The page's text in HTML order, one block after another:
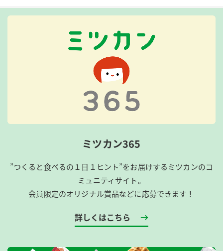
ミツカン365
”つくると食べるの１日１ヒント”をお届けするミツカンのコ
ミュニティサイト。
会員限定のオリジナル賞品などに応募できます！
詳しくはこちら